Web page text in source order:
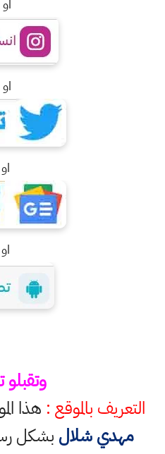
او
او
او
او
وتقبلو
التعريف بالموقع : هذا
مهدي شلال بشكل